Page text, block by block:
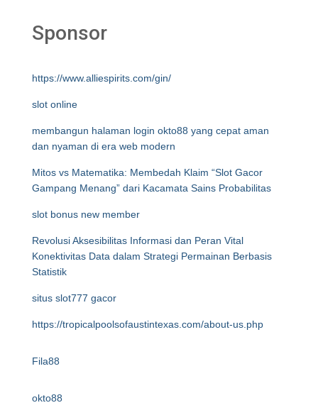
Sponsor
https://www.alliespirits.com/gin/
slot online
membangun halaman login okto88 yang cepat aman
dan nyaman di era web modern
Mitos vs Matematika: Membedah Klaim “Slot Gacor
Gampang Menang” dari Kacamata Sains Probabilitas
slot bonus new member
Revolusi Aksesibilitas Informasi dan Peran Vital
Konektivitas Data dalam Strategi Permainan Berbasis
Statistik
situs slot777 gacor
https://tropicalpoolsofaustintexas.com/about-us.php
Fila88
okto88